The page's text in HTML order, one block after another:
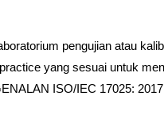
pengujian atau
yang sesuai untuk
ISO/IEC 17025: